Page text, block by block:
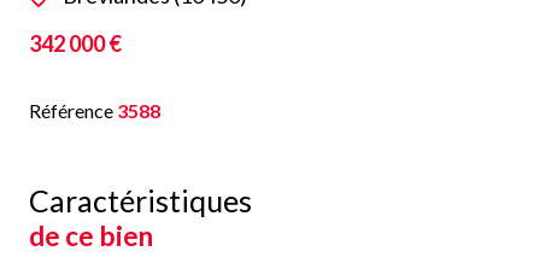
342 000 €
Référence 3588
Caractéristiques
de ce bien